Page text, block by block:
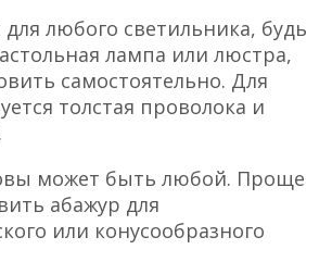
для любого светильника, будь
лампа или люстра,
самостоятельно. Для
толстая проволока и
может быть любой. Проще
абажур для
или конусообразного